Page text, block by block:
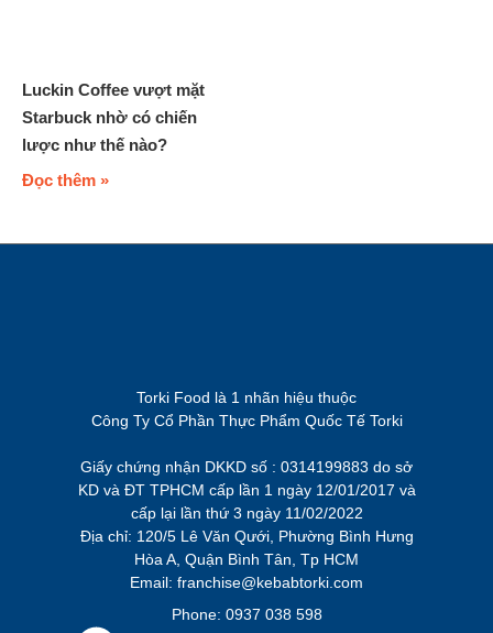
Luckin Coffee vượt mặt
Starbuck nhờ có chiến
lược như thế nào?
Đọc thêm »
Torki Food là 1 nhãn hiệu thuộc
Công Ty Cổ Phần Thực Phẩm Quốc Tế Torki
Giấy chứng nhận DKKD số : 0314199883 do sở
KD và ĐT TPHCM cấp lần 1 ngày 12/01/2017 và
cấp lại lần thứ 3 ngày 11/02/2022
Địa chỉ: 120/5 Lê Văn Qưới, Phường Bình Hưng
Hòa A, Quận Bình Tân, Tp HCM
Email: franchise@kebabtorki.com
Phone: 0937 038 598